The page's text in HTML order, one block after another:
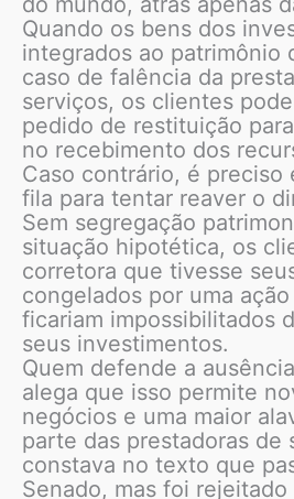
Quando os bens dos
integrados ao patrimônio
caso de falência da
serviços, os clientes
pedido de restituição
no recebimento dos
Caso contrário, é preciso
fila para tentar reaver o
Sem segregação
situação hipotética, os
corretora que tivesse
congelados por uma
ficariam impossibilitados
seus investimentos.
Quem defende a
alega que isso permite
negócios e uma maior
parte das prestadoras de
constava no texto que
Senado, mas foi rejeitado